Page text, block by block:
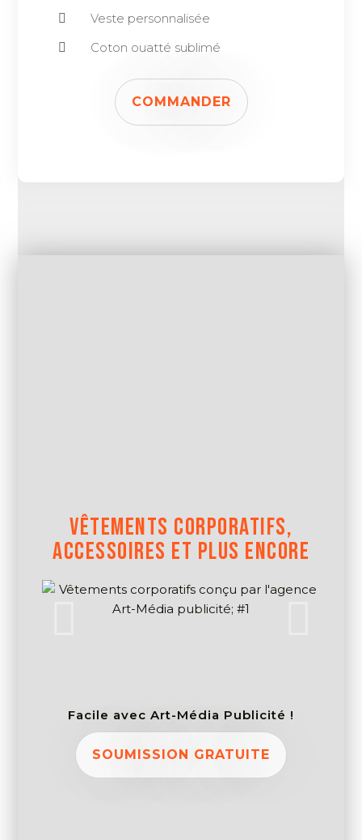
Veste personnalisée
Coton ouatté sublimé
COMMANDER
VÊTEMENTS CORPORATIFS,
ACCESSOIRES ET PLUS ENCORE
Facile avec Art-Média Publicité !
SOUMISSION GRATUITE